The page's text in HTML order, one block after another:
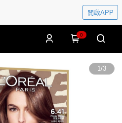
開啟APP
0
1/3